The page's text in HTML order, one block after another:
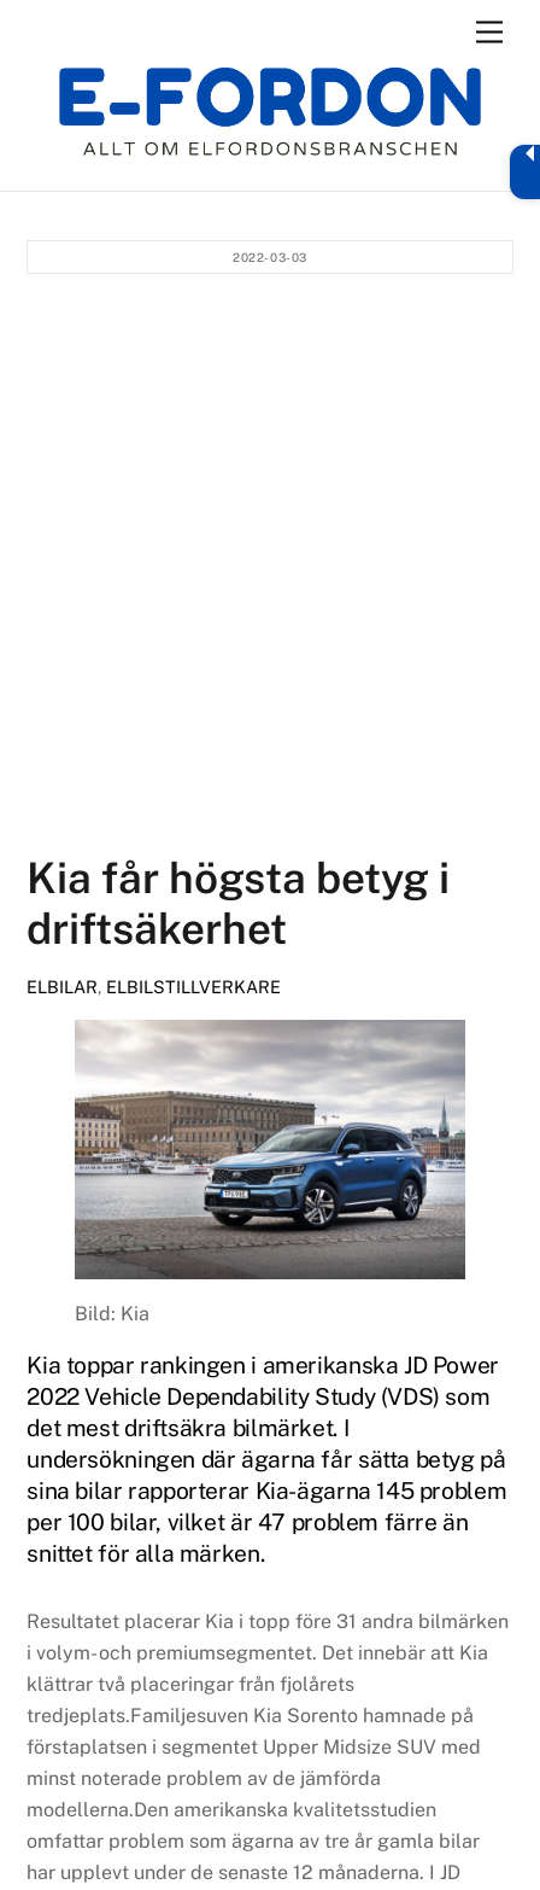
content
2022-03-03
Kia får högsta betyg i
driftsäkerhet
ELBILAR, ELBILSTILLVERKARE
Bild: Kia
Kia toppar rankingen i amerikanska JD Power
2022 Vehicle Dependability Study (VDS) som
det mest driftsäkra bilmärket. I
undersökningen där ägarna får sätta betyg på
sina bilar rapporterar Kia-ägarna 145 problem
per 100 bilar, vilket är 47 problem färre än
snittet för alla märken.
Resultatet placerar Kia i topp före 31 andra bilmärken
i volym- och premiumsegmentet. Det innebär att Kia
klättrar två placeringar från fjolårets
tredjeplats.Familjesuven Kia Sorento hamnade på
förstaplatsen i segmentet Upper Midsize SUV med
minst noterade problem av de jämförda
modellerna.Den amerikanska kvalitetsstudien
omfattar problem som ägarna av tre år gamla bilar
har upplevt under de senaste 12 månaderna. I JD